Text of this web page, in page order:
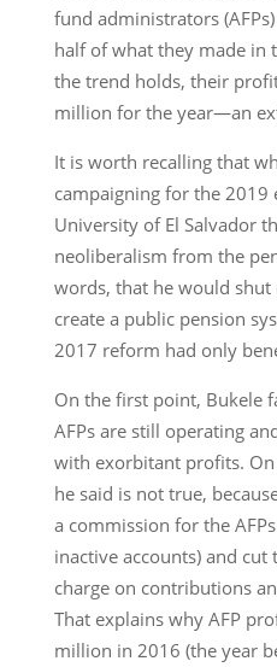
fund administrators
half of what they made in
the trend holds, their
million for the year—an
It is worth recalling that
campaigning for the 2019
University of El Salvador
neoliberalism from the
words, that he would shut
create a public pension
2017 reform had only
On the first point, Bukele
AFPs are still operating
with exorbitant profits.
he said is not true,
a commission for the
inactive accounts) and
charge on contributions
That explains why AFP
million in 2016 (the year